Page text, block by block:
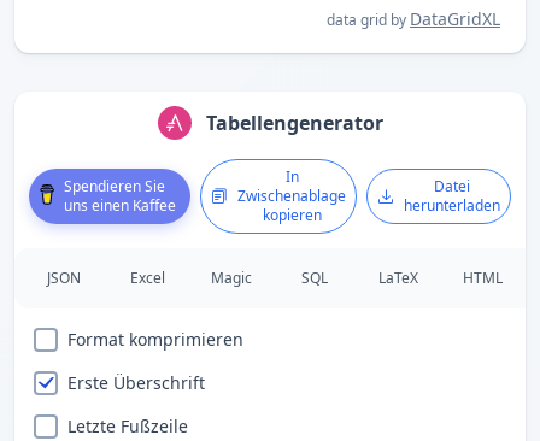
data grid by DataGridXL
Tabellengenerator
Spendieren Sie
uns einen Kaffee
In
Zwischenablage
kopieren
Datei
herunterladen
JSON Excel Magic SQL LaTeX HTML
Format komprimieren
Erste Überschrift
Letzte Fußzeile